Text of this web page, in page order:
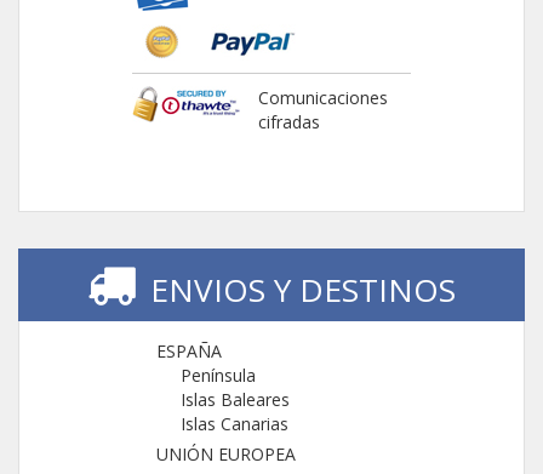
Comunicaciones
cifradas
ENVIOS Y DESTINOS
ESPAÑA
Península
Islas Baleares
Islas Canarias
UNIÓN EUROPEA